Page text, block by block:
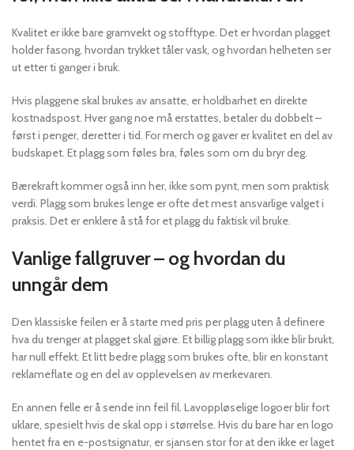
Kvalitet er ikke bare gramvekt og stofftype. Det er hvordan plagget
holder fasong, hvordan trykket tåler vask, og hvordan helheten ser
ut etter ti ganger i bruk.
Hvis plaggene skal brukes av ansatte, er holdbarhet en direkte
kostnadspost. Hver gang noe må erstattes, betaler du dobbelt –
først i penger, deretter i tid. For merch og gaver er kvalitet en del av
budskapet. Et plagg som føles bra, føles som om du bryr deg.
Bærekraft kommer også inn her, ikke som pynt, men som praktisk
verdi. Plagg som brukes lenge er ofte det mest ansvarlige valget i
praksis. Det er enklere å stå for et plagg du faktisk vil bruke.
Vanlige fallgruver – og hvordan du
unngår dem
Den klassiske feilen er å starte med pris per plagg uten å definere
hva du trenger at plagget skal gjøre. Et billig plagg som ikke blir brukt,
har null effekt. Et litt bedre plagg som brukes ofte, blir en konstant
reklameflate og en del av opplevelsen av merkevaren.
En annen felle er å sende inn feil fil. Lavoppløselige logoer blir fort
uklare, spesielt hvis de skal opp i størrelse. Hvis du bare har en logo
hentet fra en e-postsignatur, er sjansen stor for at den ikke er laget